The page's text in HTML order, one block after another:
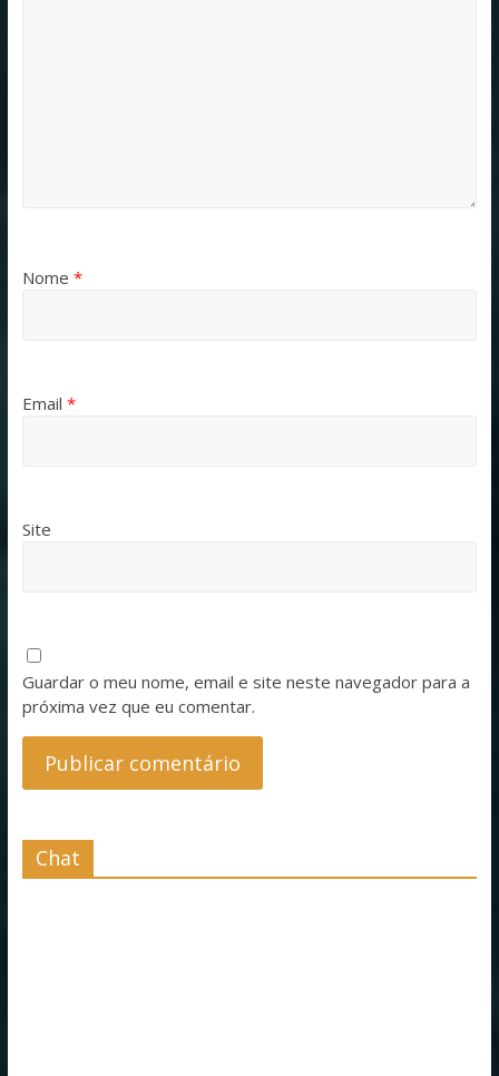
Nome *
Email *
Site
Guardar o meu nome, email e site neste navegador para a
próxima vez que eu comentar.
Chat